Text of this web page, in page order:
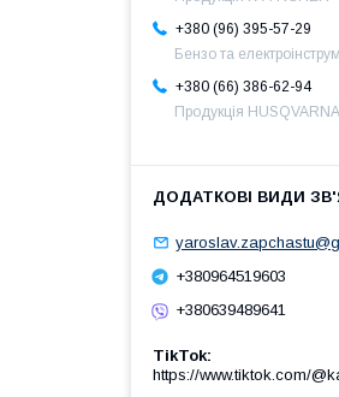
+380 (96) 395-57-29
Бензо та
+380 (66) 386-62-94
Продукція HUSQVARNA
+380964519603
+380639489641
TikTok
https://www.tiktok.com/